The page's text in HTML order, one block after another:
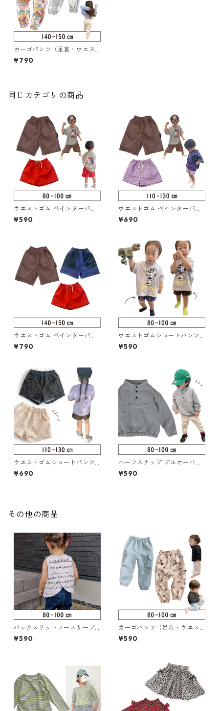
カーゴパンツ（足首・ウエス
ト ゴム）140-150（219-055-
4）
¥790
同じカテゴリの商品
ウエストゴム ペインターパン
ツ 80-100（217-014-2）
¥590
ウエストゴム ペインターパン
ツ 110-130（217-014-3）
¥690
ウエストゴム ペインターパン
ツ 140-150（217-014-4）
¥790
ウエストゴムショートパンツ 8
0-100（217-005-2）
¥590
ウエストゴムショートパンツ 1
10-130（217-005-3）
¥690
ハーフスナップ プルオーバー
80-100（126-087-2）
¥590
その他の商品
バックスリットノースリーブ
トップス 80-100（117-001-
2）
¥590
カーゴパンツ（足首・ウエス
ト ゴム）80-100（219-055-
2）
¥590